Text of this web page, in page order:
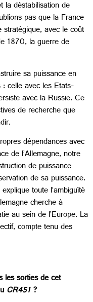
la déstabilisation de
pas que la France
stratégique, avec le coût
1870, la guerre de
sa puissance en
celle avec les Etats-
avec la Russie. Ce
de recherche que
dépendances avec
de l’Allemagne, notre
de puissance
de sa puissance.
toute l’ambiguïté
cherche à
au sein de l’Europe. La
compte tenu des
les sorties de cet
CR451?